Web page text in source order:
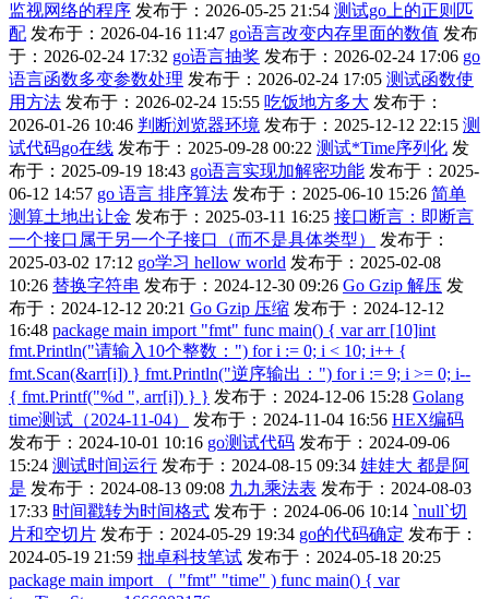
监视网络的程序 发布于：2026-05-25 21:54 测试go上的正则匹
配 发布于：2026-04-16 11:47 go语言改变内存里面的数值 发布
于：2026-02-24 17:32 go语言抽奖 发布于：2026-02-24 17:06 go
语言函数多变参数处理 发布于：2026-02-24 17:05 测试函数使
用方法 发布于：2026-02-24 15:55 吃饭地方多大 发布于：
2026-01-26 10:46 判断浏览器环境 发布于：2025-12-12 22:15 测
试代码go在线 发布于：2025-09-28 00:22 测试*Time序列化 发
布于：2025-09-19 18:43 go语言实现加解密功能 发布于：2025-
06-12 14:57 go 语言 排序算法 发布于：2025-06-10 15:26 简单
测算土地出让金 发布于：2025-03-11 16:25 接口断言：即断言
一个接口属于另一个子接口（而不是具体类型）
发布于：
2025-03-02 17:12 go学习 hellow world 发布于：2025-02-08
10:26 替换字符串 发布于：2024-12-30 09:26 Go Gzip 解压 发
布于：2024-12-12 20:21 Go Gzip 压缩 发布于：2024-12-12
16:48 package main import "fmt" func main() { var arr [10]int
fmt.Println("请输入10个整数：") for i := 0; i < 10; i++ {
fmt.Scan(&arr[i]) } fmt.Println("逆序输出：") for i := 9; i >= 0; i--
{ fmt.Printf("%d ", arr[i]) } } 发布于：2024-12-06 15:28 Golang
time测试（2024-11-04）
发布于：2024-11-04 16:56 HEX编码
发布于：2024-10-01 10:16 go测试代码 发布于：2024-09-06
15:24 测试时间运行 发布于：2024-08-15 09:34 娃娃大 都是阿
是 发布于：2024-08-13 09:08 九九乘法表 发布于：2024-08-03
17:33 时间戳转为时间格式 发布于：2024-06-06 10:14 `null`切
片和空切片 发布于：2024-05-29 19:34 go的代码确定 发布于：
2024-05-19 21:59 拙卓科技笔试 发布于：2024-05-18 20:25
package main import （ "fmt" "time" ) func main() { var